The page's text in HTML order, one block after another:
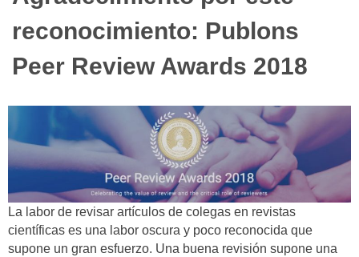
reconocimiento: Publons
Peer Review Awards 2018
La labor de revisar artículos de colegas en revistas
científicas es una labor oscura y poco reconocida que
supone un gran esfuerzo. Una buena revisión supone una